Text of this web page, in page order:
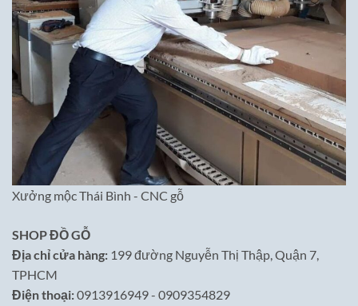
Xưởng mộc Thái Bình - CNC gỗ
SHOP ĐỒ GỖ
Địa chỉ cửa hàng: 199 đường Nguyễn Thị Thập, Quận 7,
TPHCM
Điện thoại:0913916949 - 0909354829